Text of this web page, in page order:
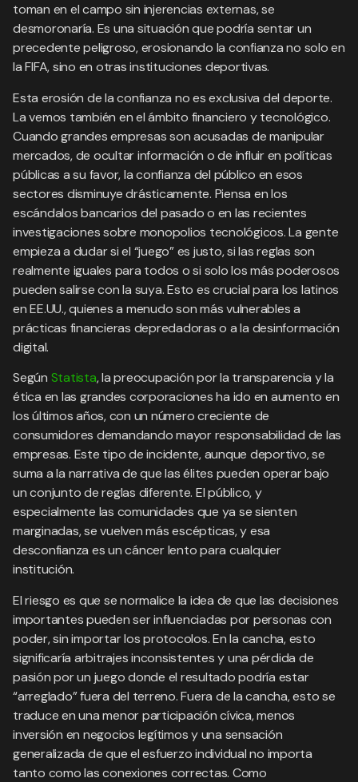
toman en el campo sin injerencias externas, se
desmoronaría. Es una situación que podría sentar un
precedente peligroso, erosionando la confianza no solo en
la FIFA, sino en otras instituciones deportivas.
Esta erosión de la confianza no es exclusiva del deporte.
La vemos también en el ámbito financiero y tecnológico.
Cuando grandes empresas son acusadas de manipular
mercados, de ocultar información o de influir en políticas
públicas a su favor, la confianza del público en esos
sectores disminuye drásticamente. Piensa en los
escándalos bancarios del pasado o en las recientes
investigaciones sobre monopolios tecnológicos. La gente
empieza a dudar si el “juego” es justo, si las reglas son
realmente iguales para todos o si solo los más poderosos
pueden salirse con la suya. Esto es crucial para los latinos
en EE.UU., quienes a menudo son más vulnerables a
prácticas financieras depredadoras o a la desinformación
digital.
Según Statista, la preocupación por la transparencia y la
ética en las grandes corporaciones ha ido en aumento en
los últimos años, con un número creciente de
consumidores demandando mayor responsabilidad de las
empresas. Este tipo de incidente, aunque deportivo, se
suma a la narrativa de que las élites pueden operar bajo
un conjunto de reglas diferente. El público, y
especialmente las comunidades que ya se sienten
marginadas, se vuelven más escépticas, y esa
desconfianza es un cáncer lento para cualquier
institución.
El riesgo es que se normalice la idea de que las decisiones
importantes pueden ser influenciadas por personas con
poder, sin importar los protocolos. En la cancha, esto
significaría arbitrajes inconsistentes y una pérdida de
pasión por un juego donde el resultado podría estar
“arreglado” fuera del terreno. Fuera de la cancha, esto se
traduce en una menor participación cívica, menos
inversión en negocios legítimos y una sensación
generalizada de que el esfuerzo individual no importa
tanto como las conexiones correctas. Como